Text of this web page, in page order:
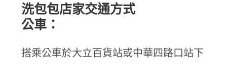
洗包包店家交通方式
公車：
搭乘公車於大立百貨站或中華四路口站下